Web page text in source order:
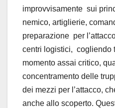
improvvisamente sui
nemico, artiglierie,
preparazione per
centri logistici, cogliendo
momento assai critico,
concentramento delle
dei mezzi per l’attacco,
anche allo scoperto.